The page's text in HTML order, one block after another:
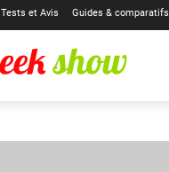
Tests et Avis Guides & comparatifs